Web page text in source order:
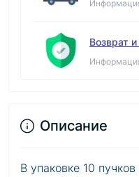
Возврат
Описание
В упаковке 10